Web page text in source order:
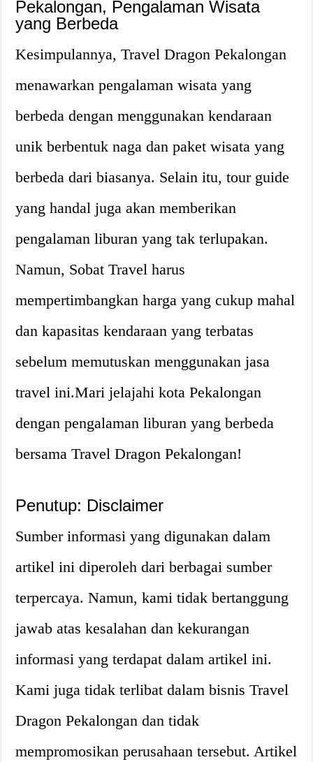
Pekalongan, Pengalaman Wisata
yang Berbeda
Kesimpulannya, Travel Dragon Pekalongan
menawarkan pengalaman wisata yang
berbeda dengan menggunakan kendaraan
unik berbentuk naga dan paket wisata yang
berbeda dari biasanya. Selain itu, tour guide
yang handal juga akan memberikan
pengalaman liburan yang tak terlupakan.
Namun, Sobat Travel harus
mempertimbangkan harga yang cukup mahal
dan kapasitas kendaraan yang terbatas
sebelum memutuskan menggunakan jasa
travel ini.Mari jelajahi kota Pekalongan
dengan pengalaman liburan yang berbeda
bersama Travel Dragon Pekalongan!
Penutup: Disclaimer
Sumber informasi yang digunakan dalam
artikel ini diperoleh dari berbagai sumber
terpercaya. Namun, kami tidak bertanggung
jawab atas kesalahan dan kekurangan
informasi yang terdapat dalam artikel ini.
Kami juga tidak terlibat dalam bisnis Travel
Dragon Pekalongan dan tidak
mempromosikan perusahaan tersebut. Artikel